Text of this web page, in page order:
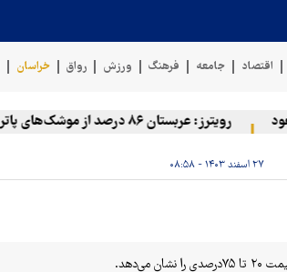
اقتصاد جامعه فرهنگ ورزش رواق خراسان
رویترز: عربستان ۸۶ درصد از موشک‌های پاتریوت خود را استفاده کرده است
۲۷ اسفند ۱۴۰۳ - ۰۸:۵۸